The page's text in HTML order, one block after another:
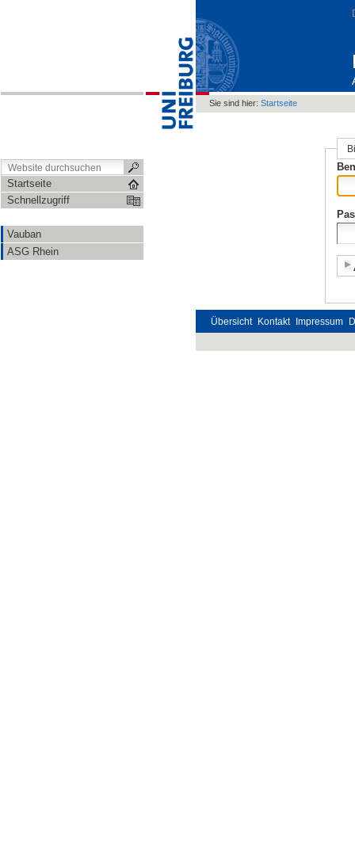
Startseite
Schnellzugriff
Vauban
ASG Rhein
Sie sind hier: Startseite
Übersicht Kontakt Impressum